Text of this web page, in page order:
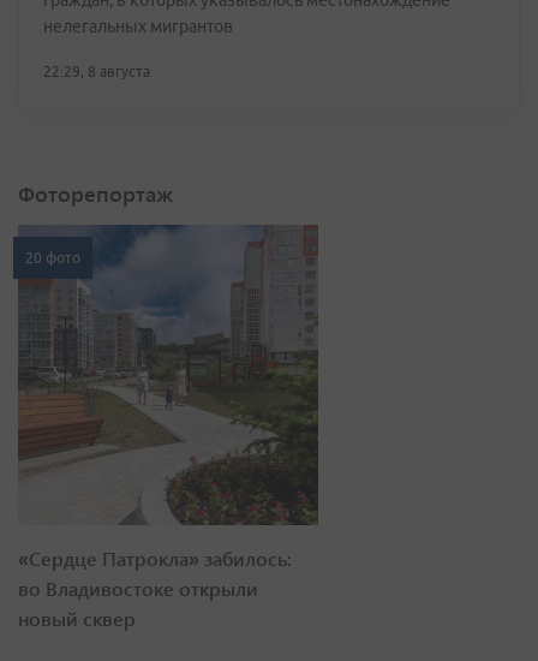
нелегальных мигрантов
22:29, 8 августа
Фоторепортаж
20 фото
«Сердце Патрокла» забилось:
во Владивостоке открыли
новый сквер